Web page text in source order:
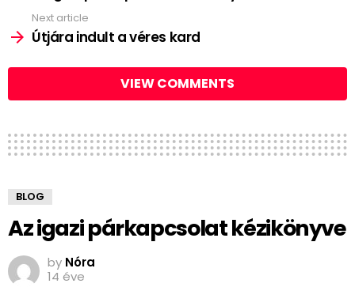
Next article
Útjára indult a véres kard
VIEW COMMENTS
BLOG
Az igazi párkapcsolat kézikönyve
by Nóra
14 éve